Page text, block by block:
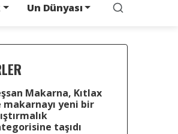
Un Dünyası
Makarna, Kıtlax
makarnayı yeni bir
taşıdı